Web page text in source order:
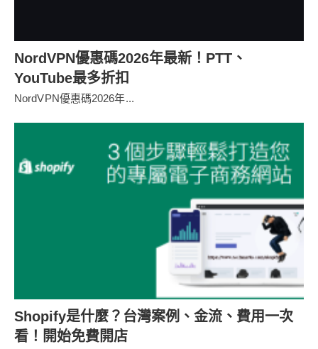
NordVPN優惠碼2026年最新！PTT、
YouTube最多折扣
NordVPN優惠碼2026年...
Shopify是什麼？台灣案例、金流、費用一次
看！開始免費開店